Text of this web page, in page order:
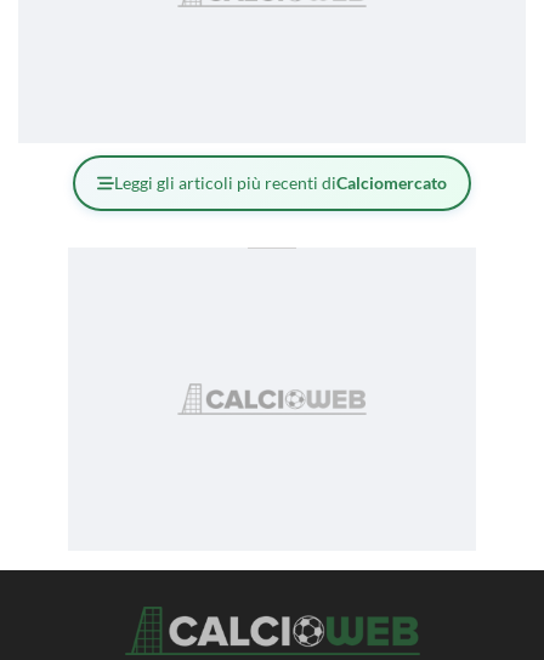
Leggi gli articoli più recenti diCalciomercato